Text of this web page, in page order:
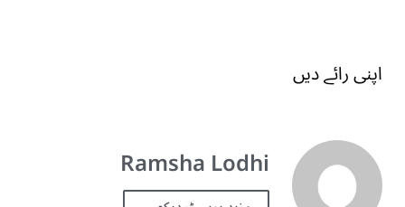
اپنی رائے دیں
Ramsha Lodhi